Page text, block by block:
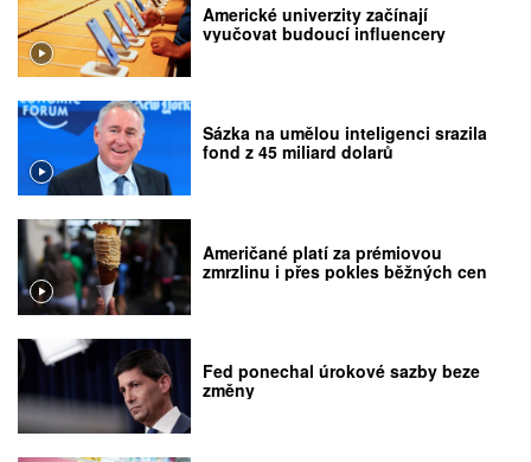
Americké univerzity začínají
vyučovat budoucí influencery
Sázka na umělou inteligenci srazila
fond z 45 miliard dolarů
Američané platí za prémiovou
zmrzlinu i přes pokles běžných cen
Fed ponechal úrokové sazby beze
změny